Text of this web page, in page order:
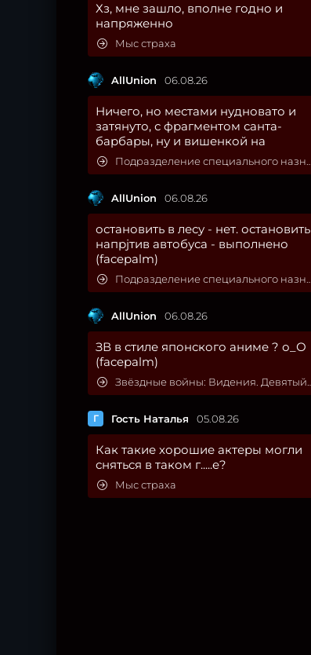
Хз, мне зашло, вполне годно и
напряженно
Мыс страха
AllUnion 06.08.26
Ничего, но местами нудновато и
затянуто, с фрагментом санта-
барбары, ну и вишенкой на
Подразделение специального назначения
AllUnion 06.08.26
остановить в лесу - нет. остановить
напрjтив автобуса - выполнено
(facepalm)
Подразделение специального назначения
AllUnion 06.08.26
ЗВ в стиле японского аниме ? о_О
(facepalm)
Звёздные войны: Видения. Девятый джедай
Г Гость Наталья 05.08.26
Как такие хорошие актеры могли
сняться в таком г.....е?
Мыс страха